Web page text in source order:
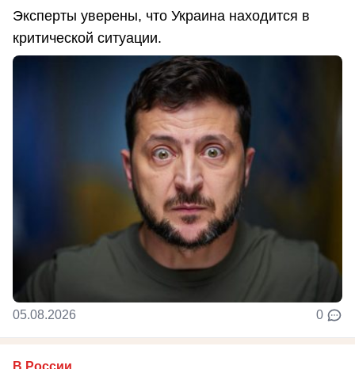
Эксперты уверены, что Украина находится в
критической ситуации.
05.08.2026 0
В России